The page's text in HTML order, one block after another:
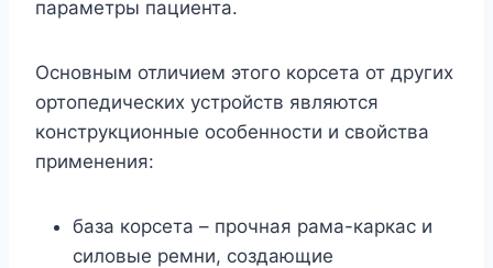
параметры пациента.
Основным отличием этого корсета от других
ортопедических устройств являются
конструкционные особенности и свойства
применения:
база корсета – прочная рама-каркас и
силовые ремни, создающие